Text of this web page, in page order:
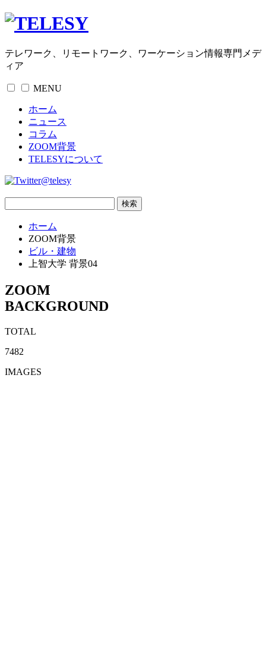
テレワーク、リモートワーク、ワーケーション情報専門メデ
ィア
MENU
ホーム
ニュース
コラム
ZOOM背景
TELESYについて
@telesy
ホーム
ZOOM背景
ビル・建物
上智大学 背景04
ZOOM
BACKGROUND
TOTAL
7482
IMAGES